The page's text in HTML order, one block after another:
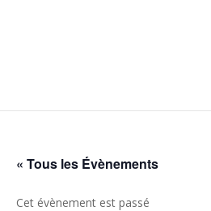
« Tous les Évènements
Cet évènement est passé